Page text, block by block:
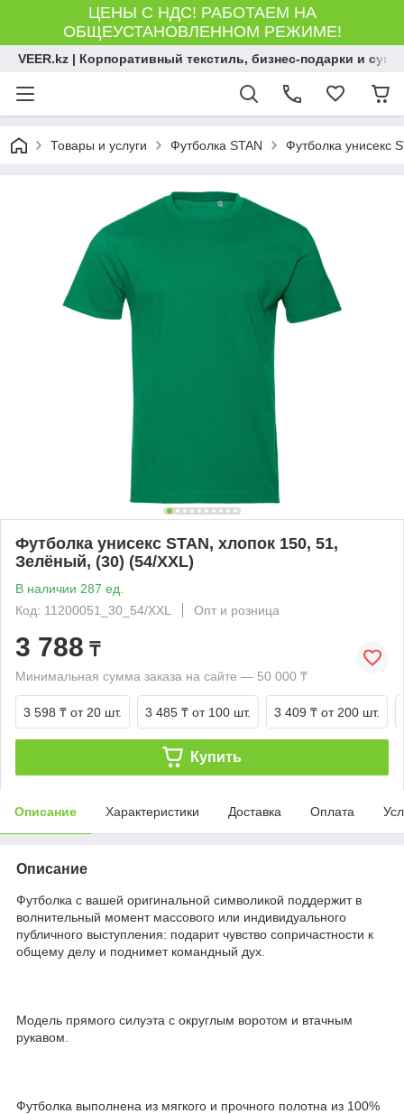
ЦЕНЫ С НДС! РАБОТАЕМ НА
ОБЩЕУСТАНОВЛЕННОМ РЕЖИМЕ!
VEER.kz | Корпоративный текстиль, бизнес-подарки и
Товары и услуги Футболка STAN Футболка унисекс
Футболка унисекс STAN, хлопок 150, 51,
Зелёный, (30) (54/XXL)
В наличии 287 ед.
Код: 11200051_30_54/XXL
Опт и розница
3 788 ₸
Минимальная сумма заказа на сайте — 50 000 ₸
3 598 ₸ от 20 шт. 3 485 ₸ от 100 шт. 3 409 ₸ от 200 шт.
Купить
Описание Характеристики Доставка Оплата
Описание
Футболка с вашей оригинальной символикой поддержит в
волнительный момент массового или индивидуального
публичного выступления: подарит чувство сопричастности к
общему делу и поднимет командный дух.
Модель прямого силуэта с округлым воротом и втачным
рукавом.
Футболка выполнена из мягкого и прочного полотна из 100%